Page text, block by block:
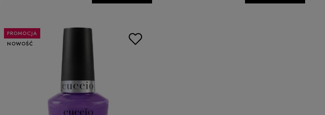
PROMOCJA
NOWOŚĆ